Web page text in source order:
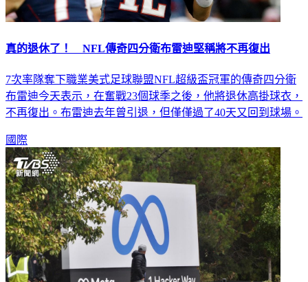
真的退休了！ NFL傳奇四分衛布雷迪堅稱將不再復出
7次率隊奪下職業美式足球聯盟NFL超級盃冠軍的傳奇四分衛
布雷迪今天表示，在奮戰23個球季之後，他將退休高掛球衣，
不再復出。布雷迪去年曾引退，但僅僅過了40天又回到球場。
國際